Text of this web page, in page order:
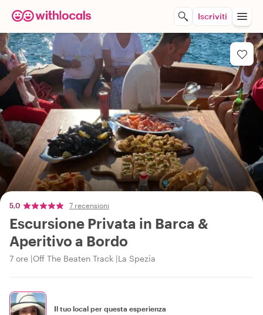
Iscriviti
5,0 7 recensioni
Escursione Privata in Barca &
Aperitivo a Bordo
7 ore Off The Beaten Track La Spezia
Il tuo local per questa esperienza